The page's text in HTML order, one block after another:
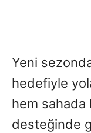
Yeni
hedefiyle
hem
desteğinde